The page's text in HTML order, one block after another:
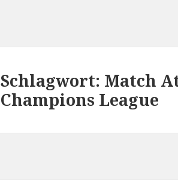
Schlagwort: Match
Champions League